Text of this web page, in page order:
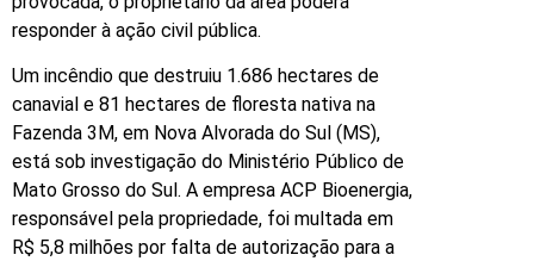
responder à ação civil pública.
Um incêndio que destruiu 1.686 hectares de
canavial e 81 hectares de floresta nativa na
Fazenda 3M, em Nova Alvorada do Sul (MS),
está sob investigação do Ministério Público de
Mato Grosso do Sul. A empresa ACP Bioenergia,
responsável pela propriedade, foi multada em
R$ 5,8 milhões por falta de autorização para a